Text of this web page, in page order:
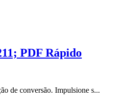
PDF Rápido
de conversão. Impulsione s...